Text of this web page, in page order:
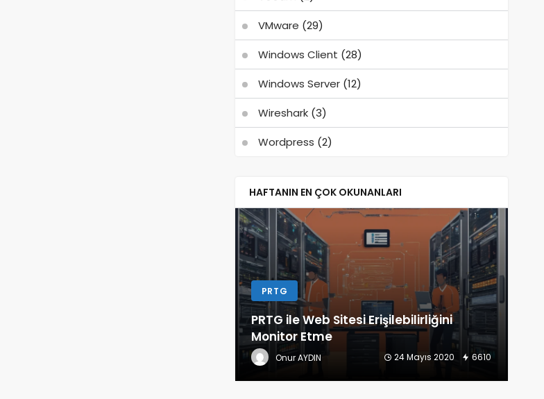
VMware (29)
Windows Client (28)
Windows Server(12)
Wireshark(3)
Wordpress (2)
HAFTANIN EN ÇOK OKUNANLARI
PRTG
PRTG ile Web Sitesi Erişilebilirliğini
Monitor Etme
Onur AYDIN 24 Mayıs 2020 6610